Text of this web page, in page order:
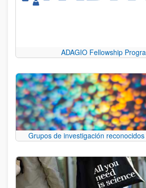
ADAGIO Fellowship
Grupos de investigación